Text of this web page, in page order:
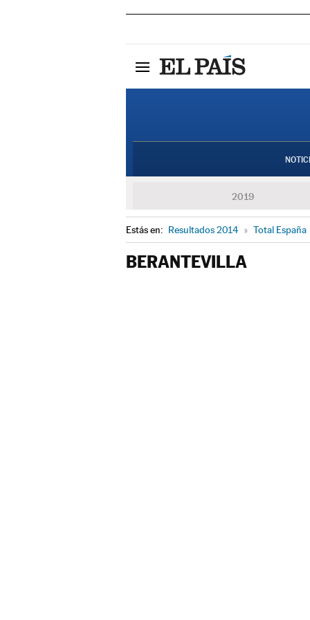
2019
Estás en: Resultados 2014 » Total España
BERANTEVILLA